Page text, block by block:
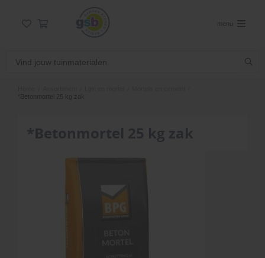
menu
*Betonmortel 25 kg zak